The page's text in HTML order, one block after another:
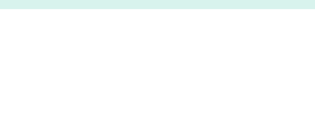
Közegészségügy És Biztonság Sebészet És